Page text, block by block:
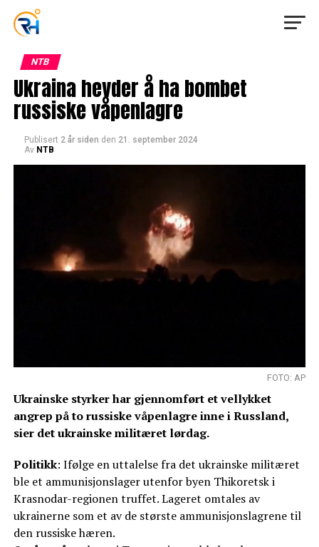
NTB
Ukraina hevder å ha bombet
russiske våpenlagre
Publisert 2 år siden den 21. september 2024
Av NTB
FOTO: AP
Ukrainske styrker har gjennomført et vellykket
angrep på to russiske våpenlagre inne i Russland,
sier det ukrainske militæret lørdag.
Politikk: Ifølge en uttalelse fra det ukrainske militæret
ble et ammunisjonslager utenfor byen Thikoretsk i
Krasnodar-regionen truffet. Lageret omtales av
ukrainerne som et av de største ammunisjonslagrene til
den russiske hæren.